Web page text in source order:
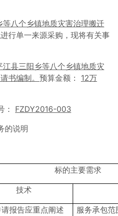
等八个乡镇地质灾害治理搬迁
行单一来源采购，现将有关事
江县三阳乡等八个乡镇地质灾
书编制。 预算金额： 12万
： FZDY2016-003
的说明
标的主要需求
技术
报告应重点阐述
服务承包范